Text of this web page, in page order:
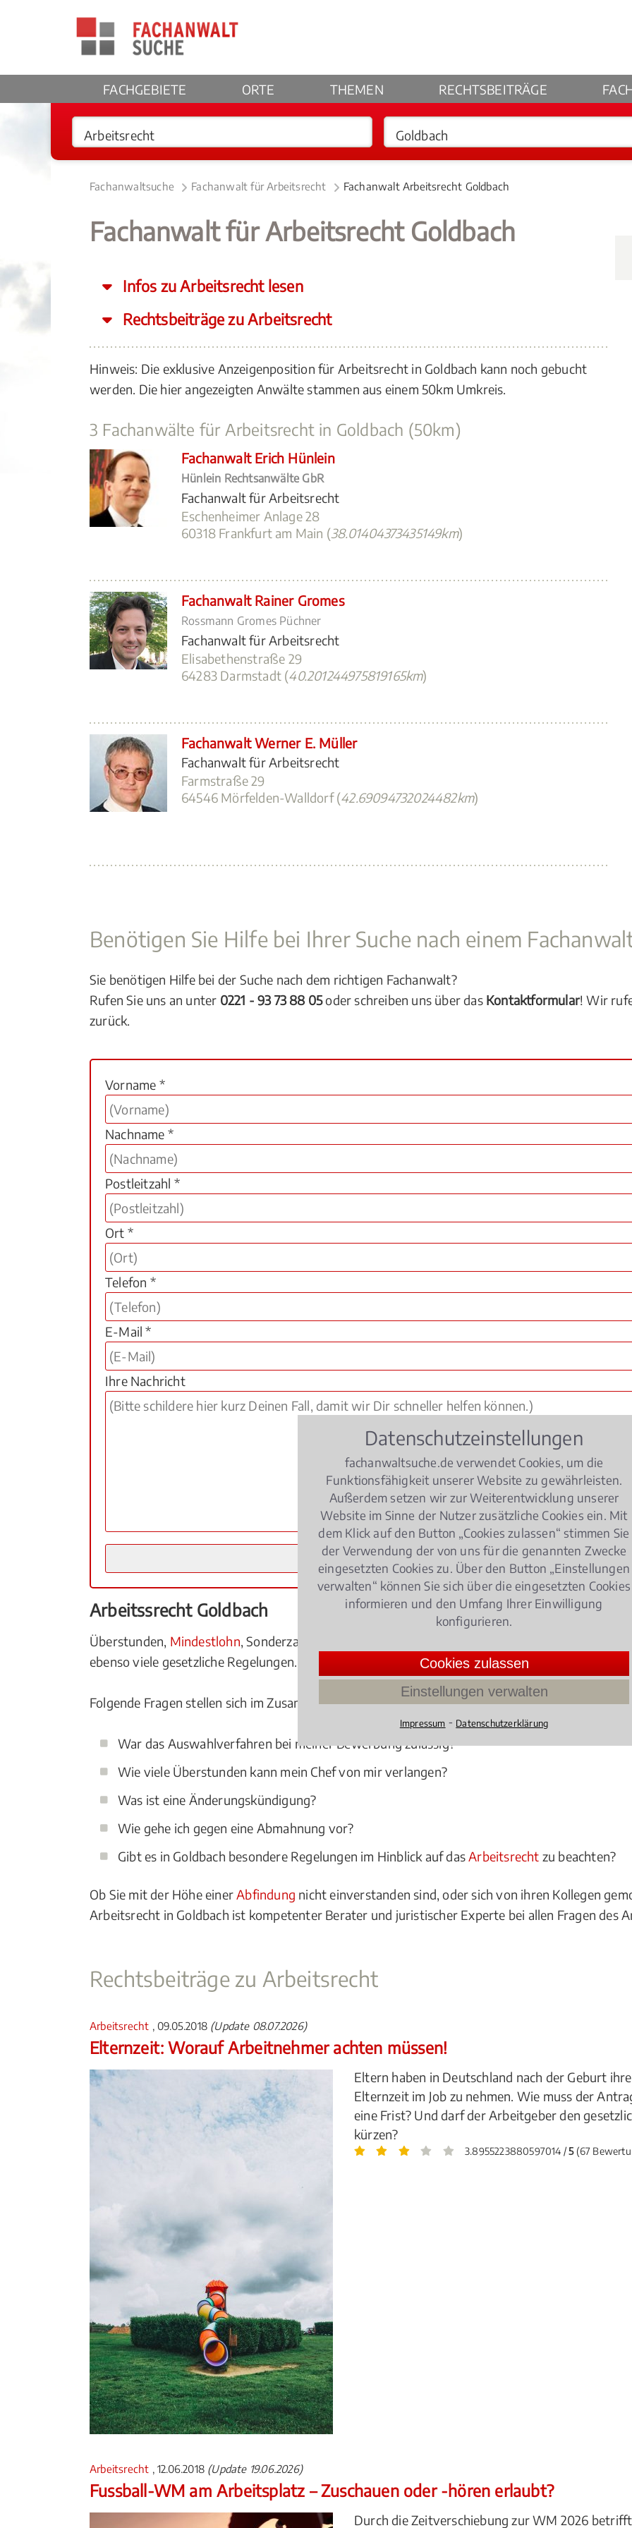
FACHGEBIETE ORTE THEMEN RECHTSBEITRÄGE
Fachanwaltsuche Fachanwalt für Arbeitsrecht Fachanwalt Arbeitsrecht Goldbach
Fachanwalt für Arbeitsrecht Goldbach
Infos zu Arbeitsrecht lesen
Rechtsbeiträge zu Arbeitsrecht
Hinweis: Die exklusive Anzeigenposition für Arbeitsrecht in Goldbach kann noch gebucht
werden. Die hier angezeigten Anwälte stammen aus einem 50km Umkreis.
3 Fachanwälte für Arbeitsrecht in Goldbach (50km)
Fachanwalt Erich Hünlein
Hünlein Rechtsanwälte GbR
Fachanwalt für Arbeitsrecht
Eschenheimer Anlage 28
60318 Frankfurt am Main (38.01404373435149km)
Fachanwalt Rainer Gromes
Rossmann Gromes Püchner
Fachanwalt für Arbeitsrecht
Elisabethenstraße 29
64283 Darmstadt (40.201244975819165km)
Fachanwalt Werner E. Müller
Fachanwalt für Arbeitsrecht
Farmstraße 29
64546 Mörfelden-Walldorf (42.69094732024482km)
Benötigen Sie Hilfe bei Ihrer Suche nach einem
Sie benötigen Hilfe bei der Suche nach dem richtigen Fachanwalt?
Rufen Sie uns an unter 0221 - 93 73 88 05oder schreiben uns über das Kontaktformular! Wir
zurück.
Vorname *
Nachname *
Postleitzahl *
Ort *
Telefon *
E-Mail *
Ihre Nachricht
Arbeitssrecht Goldbach
Überstunden, Mindestlohn, Sonderzahlungen, Abmahnung und
ebenso viele gesetzliche Regelungen.
Folgende Fragen stellen sich im Zusammenhang mit dem Arbeitsrecht:
War das Auswahlverfahren bei meiner Bewerbung zulässig?
Wie viele Überstunden kann mein Chef von mir verlangen?
Was ist eine Änderungskündigung?
Wie gehe ich gegen eine Abmahnung vor?
Gibt es in Goldbach besondere Regelungen im Hinblick auf dasArbeitsrecht zu beachten?
Ob Sie mit der Höhe einerAbfindung nicht einverstanden sind, oder sich von ihren Kollegen
Arbeitsrecht in Goldbach ist kompetenter Berater und juristischer Experte bei allen Fragen des
Rechtsbeiträge zu Arbeitsrecht
Arbeitsrecht , 09.05.2018 (Update 08.07.2026)
Elternzeit: Worauf Arbeitnehmer achten müssen!
Eltern haben in Deutschland nach der Geburt
Elternzeit im Job zu nehmen. Wie muss der
eine Frist? Und darf der Arbeitgeber den
kürzen?
3.8955223880597014 /5(67
Arbeitsrecht , 12.06.2018 (Update 19.06.2026)
Fussball-WM am Arbeitsplatz – Zuschauen oder -hören erlaubt?
Durch die Zeitverschiebung zur WM 2026
Datenschutzeinstellungen
fachanwaltsuche.de verwendet Cookies, um die
Funktionsfähigkeit unserer Website zu gewährleisten.
Außerdem setzen wir zur Weiterentwicklung unserer
Website im Sinne der Nutzer zusätzliche Cookies ein. Mit
dem Klick auf den Button „Cookies zulassen“ stimmen Sie
der Verwendung der von uns für die genannten Zwecke
eingesetzten Cookies zu. Über den Button „Einstellungen
verwalten“ können Sie sich über die eingesetzten Cookies
informieren und den Umfang Ihrer Einwilligung
konfigurieren.
Cookies zulassen
Einstellungen verwalten
Impressum ⁃ Datenschutzerklärung